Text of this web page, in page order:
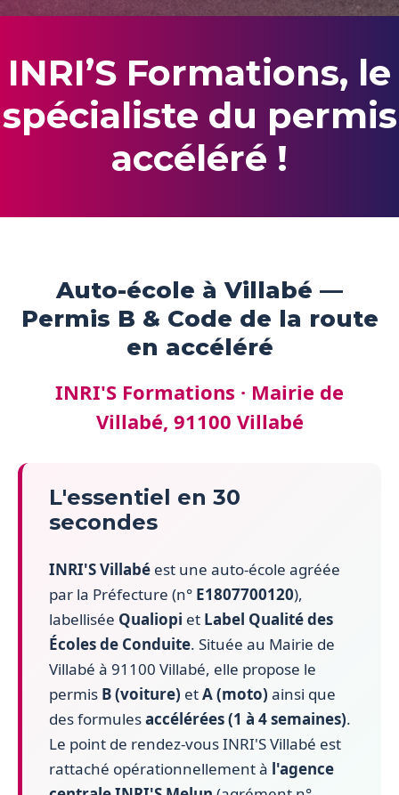
INRI’S Formations, le
spécialiste du permis
accéléré !
Auto-école à Villabé —
Permis B & Code de la route
en accéléré
INRI'S Formations · Mairie de
Villabé, 91100 Villabé
L'essentiel en 30
secondes
INRI'S Villabé est une auto-école agréée
par la Préfecture (n° E1807700120),
labellisée Qualiopi et Label Qualité des
Écoles de Conduite. Située au Mairie de
Villabé à 91100 Villabé, elle propose le
permis B (voiture) etA (moto) ainsi que
des formulesaccélérées (1 à 4 semaines).
Le point de rendez-vous INRI'S Villabé est
rattaché opérationnellement à l'agence